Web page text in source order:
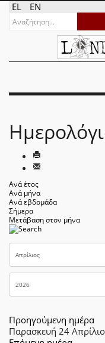
EL EN
Ανά έτος
Ανά μήνα
Ανά εβδομάδα
Σήμερα
Μετάβαση στον μήνα
Προηγούμενη ημέρα
Παρασκευή 24